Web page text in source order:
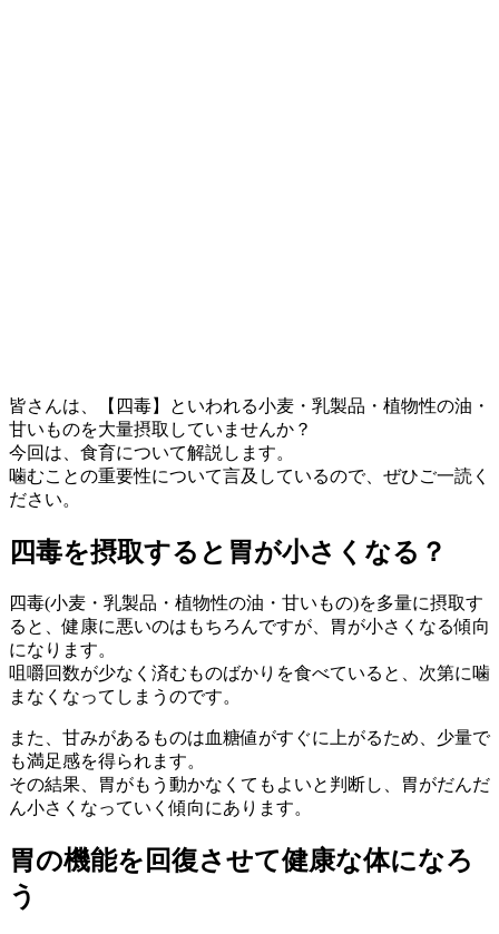
皆さんは、【四毒】といわれる小麦・乳製品・植物性の油・
甘いものを大量摂取していませんか？
今回は、食育について解説します。
噛むことの重要性について言及しているので、ぜひご一読く
ださい。
四毒を摂取すると胃が小さくなる？
四毒(小麦・乳製品・植物性の油・甘いもの)を多量に摂取す
ると、健康に悪いのはもちろんですが、胃が小さくなる傾向
になります。
咀嚼回数が少なく済むものばかりを食べていると、次第に噛
まなくなってしまうのです。
また、甘みがあるものは血糖値がすぐに上がるため、少量で
も満足感を得られます。
その結果、胃がもう動かなくてもよいと判断し、胃がだんだ
ん小さくなっていく傾向にあります。
胃の機能を回復させて健康な体になろ
う